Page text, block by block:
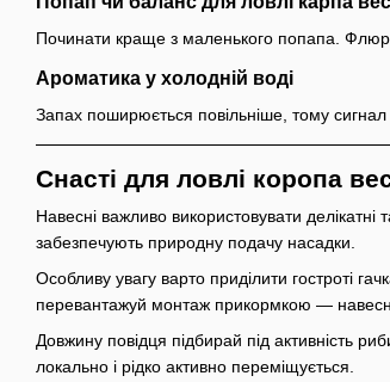
Починати краще з маленького попапа.
Ароматика у холодній воді
Запах поширюється повільніше, тому
Снасті для ловлі коропа
Навесні важливо використовувати делікатні
забезпечують природну подачу насадки.
Особливу увагу варто приділити гостроті
перевантажуй монтаж прикормкою —
Довжину повідця підбирай під активність
локально і рідко активно переміщується.